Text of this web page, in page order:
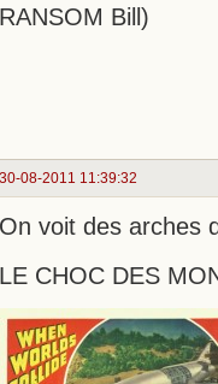
RANSOM Bill)
30-08-2011 11:39:32
On voit des arches
LE CHOC DES